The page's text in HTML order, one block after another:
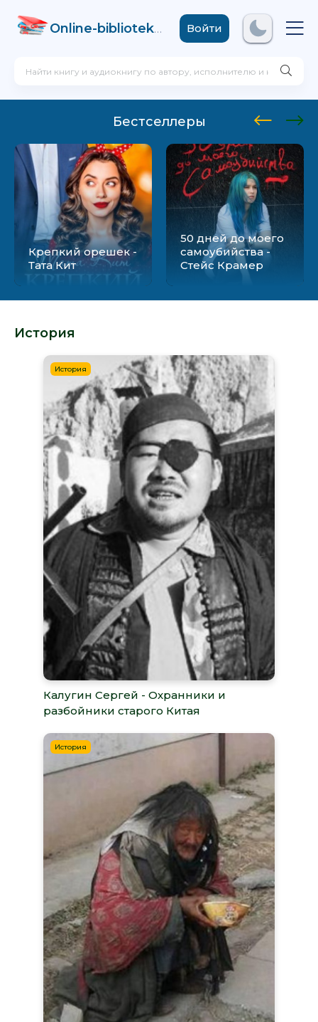
Online-biblioteka .comВойти
Бестселлеры
Крепкий орешек -
Тата Кит
50 дней до моего
самоубийства -
Стейс Крамер
История
История
Калугин Сергей - Охранники и
разбойники старого Китая
История